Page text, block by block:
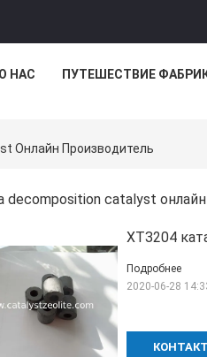
О НАС ПУТЕШЕСТВИЕ
Онлайн Производитель
decomposition catalyst
ХТЗ204
КОНТАКТ
Подробнее
2020-06-28